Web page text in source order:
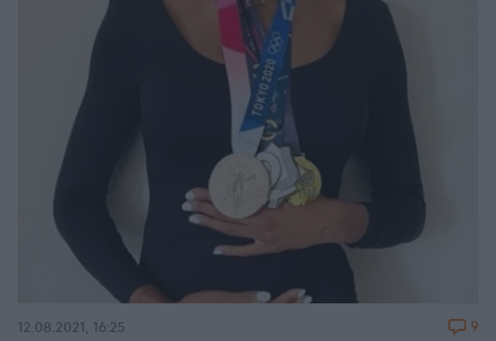
12.08.2021, 16:25 9